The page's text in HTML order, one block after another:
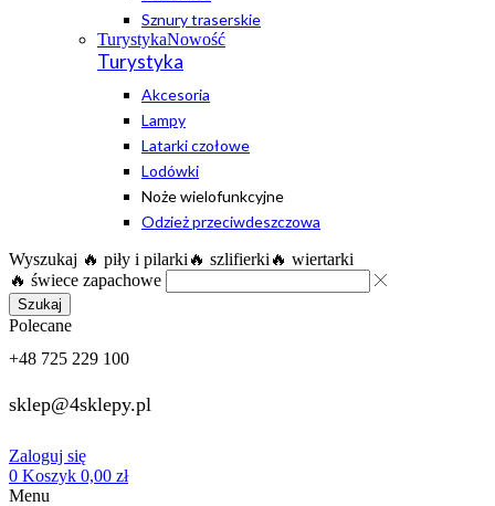
Sznury traserskie
TurystykaNowość
Turystyka
Akcesoria
Lampy
Latarki czołowe
Lodówki
Noże wielofunkcyjne
Odzież przeciwdeszczowa
Wyszukaj 🔥 piły i pilarki 🔥 szlifierki 🔥 wiertarki
🔥 świece zapachowe
Szukaj
Polecane
+48 725 229 100
sklep@4sklepy.pl
Zaloguj się
0 Koszyk 0,00 zł
Menu